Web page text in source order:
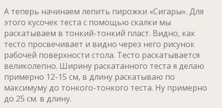
А теперь начинаем лепить пирожки «Сигары». Для
этого кусочек теста с помощью скалки мы
раскатываем в тонкий-тонкий пласт. Видно, как
тесто просвечивает и видно через него рисунок
рабочей поверхности стола. Тесто раскатывается
великолепно. Ширину раскатанного теста я делаю
примерно 12-15 см, в длину раскатываю по
максимуму до тонкого-тонкого теста. Ну примерно
до 25 см. в длину.